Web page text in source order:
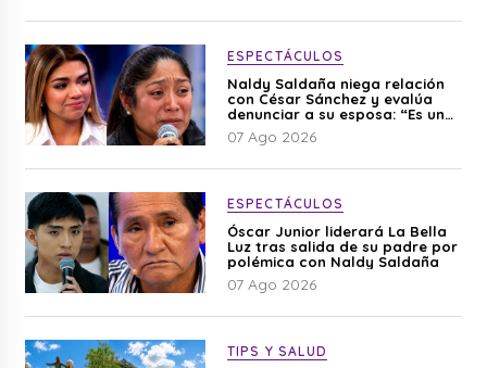
ESPECTÁCULOS
Naldy Saldaña niega relación
con César Sánchez y evalúa
denunciar a su esposa: “Es una
difamación”
07 Ago 2026
ESPECTÁCULOS
Óscar Junior liderará La Bella
Luz tras salida de su padre por
polémica con Naldy Saldaña
07 Ago 2026
TIPS Y SALUD